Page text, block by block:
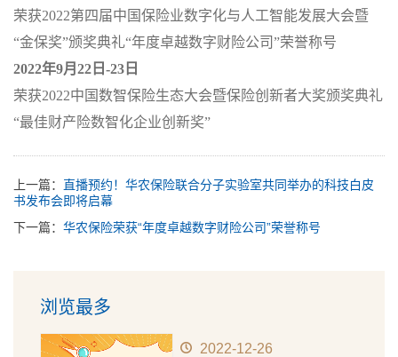
荣获2022第四届中国保险业数字化与人工智能发展大会暨
“金保奖”颁奖典礼“年度卓越数字财险公司 ”荣誉称号
2022年9月 22 日 -23 日
荣获2022中国数智保险生态大会暨保险创新者大奖颁奖典礼
“最佳财产险数智化企业创新奖”
上一篇： 直播预约！华农保险联合分子实验室共同举办的科技白皮
书发布会即将启幕
下一篇： 华农保险荣获“年度卓越数字财险公司”荣誉称号
浏览最多
2022-12-26